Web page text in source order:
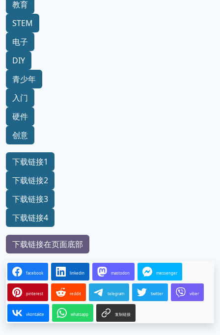
教育
STEM
电子
DIY
青少年
入门
硬件
创意
下载链接1
下载链接2
下载链接3
下载链接4
下载链接在页面底部
facebook linkedin mastodon messenger
pinterest reddit telegram twitter viber
vkontakte whatsapp 复制链接